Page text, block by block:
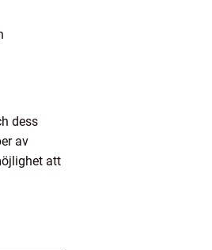
dess
av
att